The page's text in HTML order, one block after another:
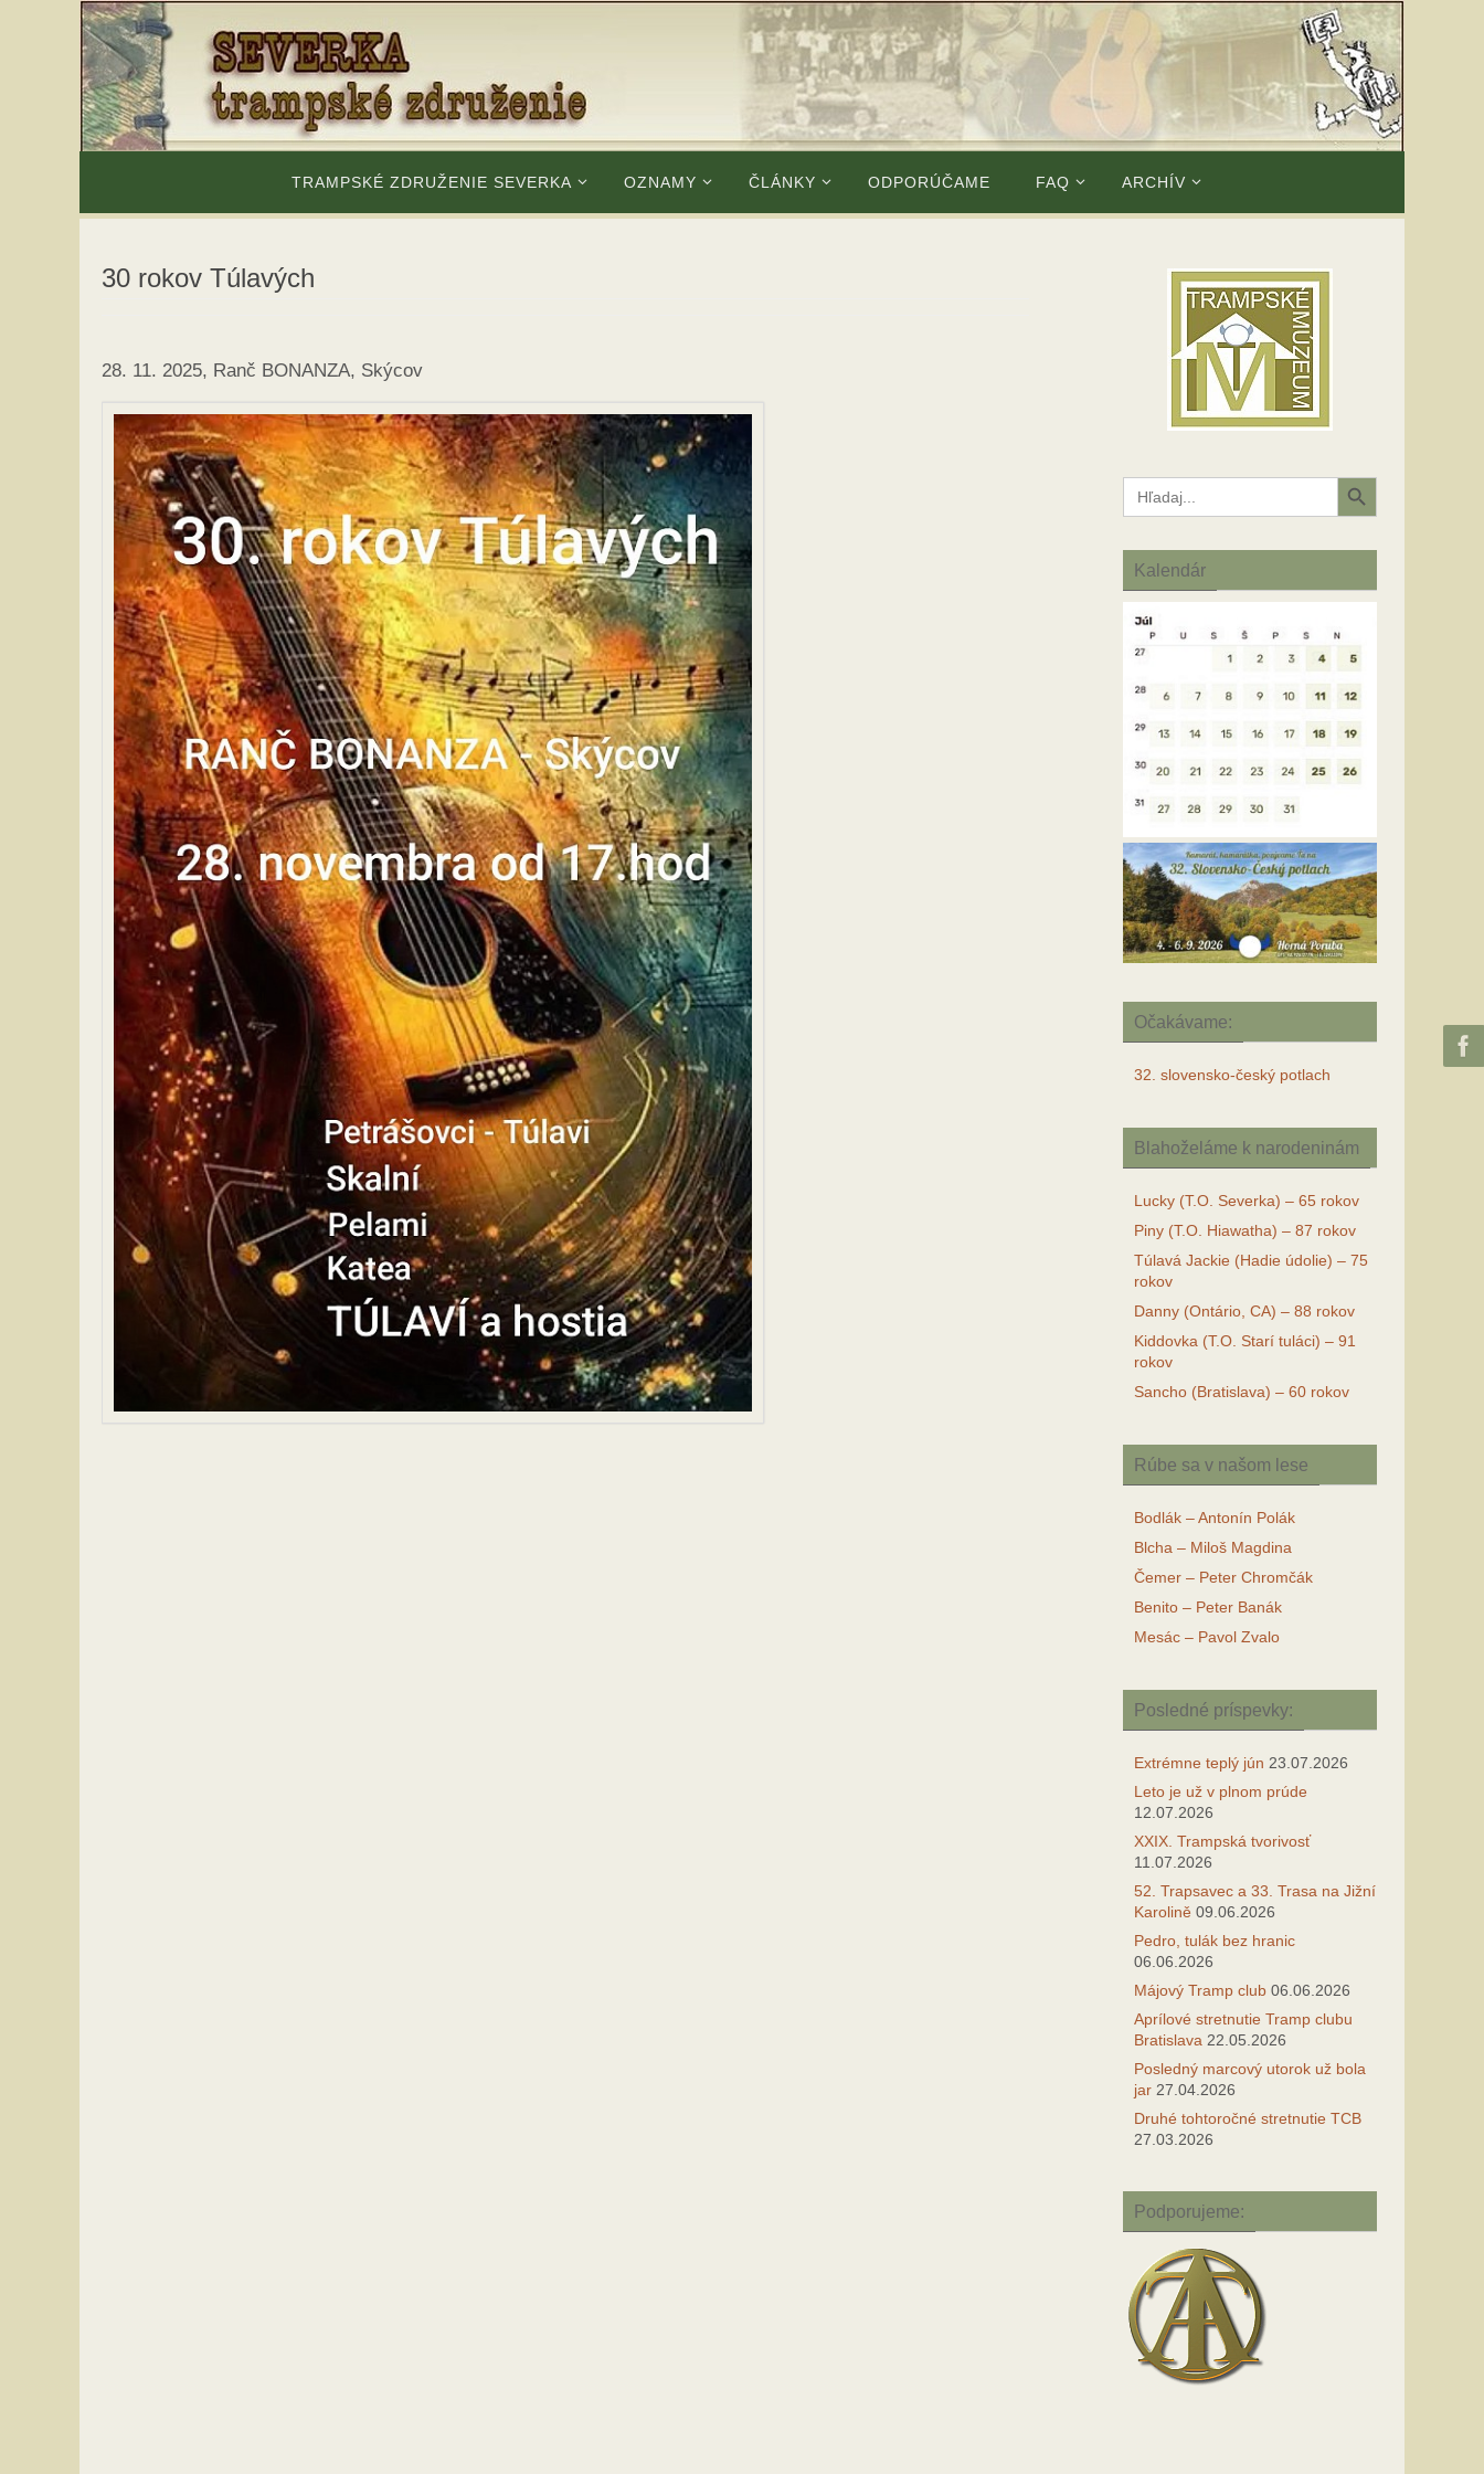
TRAMPSKÉ ZDRUŽENIE SEVERKA OZNAMY ČLÁNKY ODPORÚČAME FAQ ARCHÍV
30 rokov Túlavých
28. 11. 2025, Ranč BONANZA, Skýcov
Search
for:
Search Button
Kalendár
Očakávame:
32. slovensko-český potlach
Blahoželáme k narodeninám
Lucky (T.O. Severka) – 65 rokov
Piny (T.O. Hiawatha) – 87 rokov
Túlavá Jackie (Hadie údolie) – 75
rokov
Danny (Ontário, CA) – 88 rokov
Kiddovka (T.O. Starí tuláci) – 91
rokov
Sancho (Bratislava) – 60 rokov
Rúbe sa v našom lese
Bodlák – Antonín Polák
Blcha – Miloš Magdina
Čemer – Peter Chromčák
Benito – Peter Banák
Mesác – Pavol Zvalo
Posledné príspevky:
Extrémne teplý jún 23.07.2026
Leto je už v plnom prúde
12.07.2026
XXIX. Trampská tvorivosť
11.07.2026
52. Trapsavec a 33. Trasa na Jižní
Karolině 09.06.2026
Pedro, tulák bez hranic
06.06.2026
Májový Tramp club 06.06.2026
Aprílové stretnutie Tramp clubu
Bratislava 22.05.2026
Posledný marcový utorok už bola
jar 27.04.2026
Druhé tohtoročné stretnutie TCB
27.03.2026
Podporujeme: